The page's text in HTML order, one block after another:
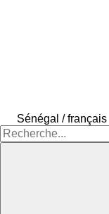
Sénégal / français